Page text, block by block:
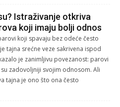
Istraživanje otkriva
koji imaju bolji odnos
koji spavaju bez odeće često
tajna srećne veze sakrivena ispod
je zanimljivu povezanost: parovi
zadovoljniji svojim odnosom. Ali
tajna je ono što ona često